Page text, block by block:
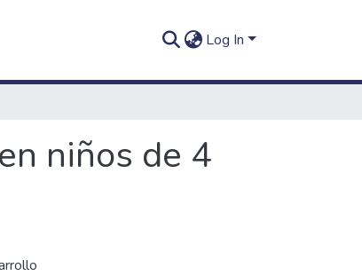
Log In
niños de 4